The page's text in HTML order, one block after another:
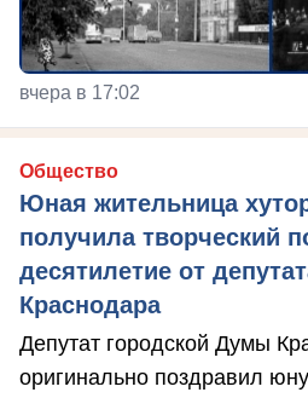
вчера в 17:02
Общество
Юная жительница
получила творческий
десятилетие от
Краснодара
Депутат городской Думы
оригинально поздравил